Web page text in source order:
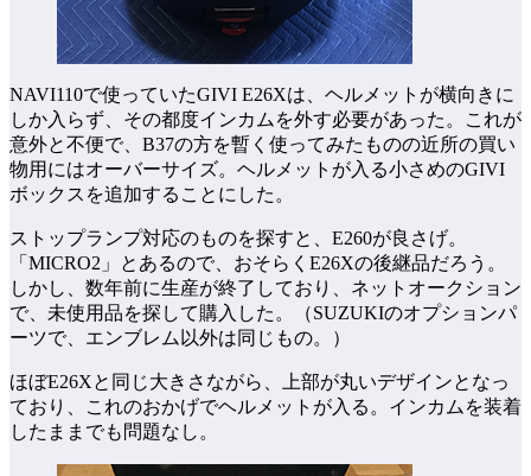
NAVI110で使っていたGIVI E26Xは、ヘルメットが横向きに
しか入らず、その都度インカムを外す必要があった。これが
意外と不便で、B37の方を暫く使ってみたものの近所の買い
物用にはオーバーサイズ。ヘルメットが入る小さめのGIVI
ボックスを追加することにした。
ストップランプ対応のものを探すと、E260が良さげ。
「MICRO2」とあるので、おそらくE26Xの後継品だろう。
しかし、数年前に生産が終了しており、ネットオークション
で、未使用品を探して購入した。（SUZUKIのオプションパ
ーツで、エンブレム以外は同じもの。）
ほぼE26Xと同じ大きさながら、上部が丸いデザインとなっ
ており、これのおかげでヘルメットが入る。インカムを装着
したままでも問題なし。